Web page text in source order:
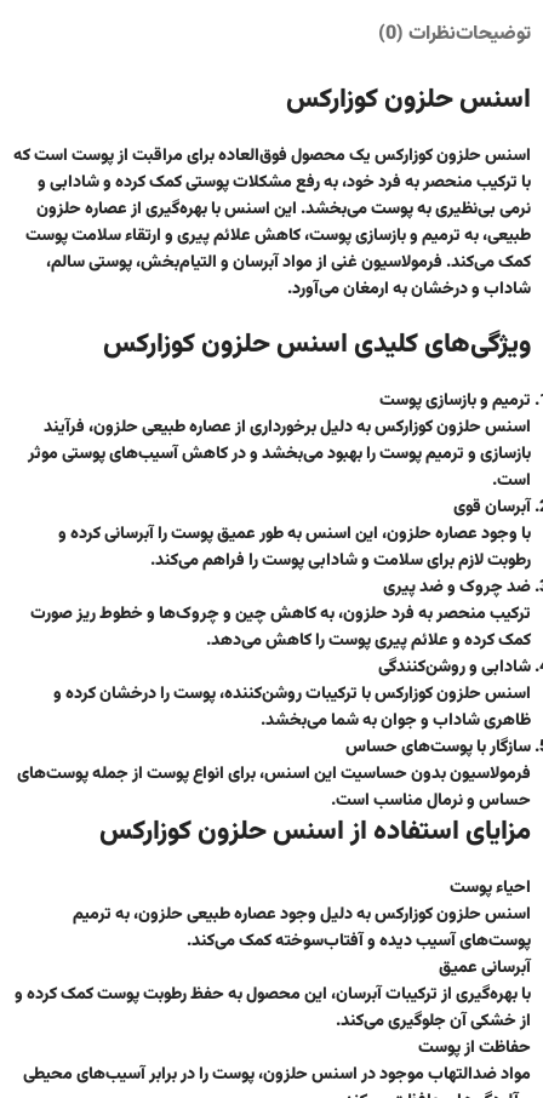
توضیحاتنظرات (0)
اسنس حلزون کوزارکس
اسنس حلزون کوزارکس یک محصول فوق‌العاده برای مراقبت از پوست است که
با ترکیب منحصر به فرد خود، به رفع مشکلات پوستی کمک کرده و شادابی و
نرمی بی‌نظیری به پوست می‌بخشد. این اسنس با بهره‌گیری از عصاره حلزون
طبیعی، به ترمیم و بازسازی پوست، کاهش علائم پیری و ارتقاء سلامت پوست
کمک می‌کند. فرمولاسیون غنی از مواد آبرسان و التیام‌بخش، پوستی سالم،
شاداب و درخشان به ارمغان می‌آورد.
ویژگی‌های کلیدی اسنس حلزون کوزارکس
ترمیم و بازسازی پوست
اسنس حلزون کوزارکس به دلیل برخورداری از عصاره طبیعی حلزون، فرآیند
بازسازی و ترمیم پوست را بهبود می‌بخشد و در کاهش آسیب‌های پوستی موثر
است.
آبرسان قوی
با وجود عصاره حلزون، این اسنس به طور عمیق پوست را آبرسانی کرده و
رطوبت لازم برای سلامت و شادابی پوست را فراهم می‌کند.
ضد چروک و ضد پیری
ترکیب منحصر به فرد حلزون، به کاهش چین و چروک‌ها و خطوط ریز صورت
کمک کرده و علائم پیری پوست را کاهش می‌دهد.
شادابی و روشن‌کنندگی
اسنس حلزون کوزارکس با ترکیبات روشن‌کننده، پوست را درخشان کرده و
ظاهری شاداب و جوان به شما می‌بخشد.
سازگار با پوست‌های حساس
فرمولاسیون بدون حساسیت این اسنس، برای انواع پوست از جمله پوست‌های
حساس و نرمال مناسب است.
مزایای استفاده از اسنس حلزون کوزارکس
احیاء پوست
اسنس حلزون کوزارکس به دلیل وجود عصاره طبیعی حلزون، به ترمیم
پوست‌های آسیب دیده و آفتاب‌سوخته کمک می‌کند.
آبرسانی عمیق
با بهره‌گیری از ترکیبات آبرسان، این محصول به حفظ رطوبت پوست کمک کرده و
از خشکی آن جلوگیری می‌کند.
حفاظت از پوست
مواد ضدالتهاب موجود در اسنس حلزون، پوست را در برابر آسیب‌های محیطی